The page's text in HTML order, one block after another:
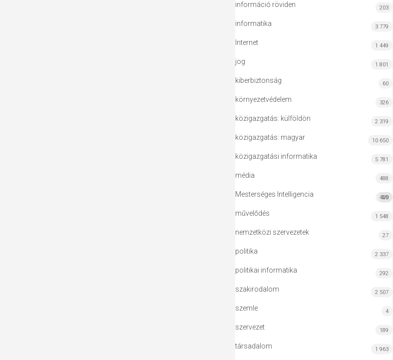
információ röviden 203
informatika 3 779
Internet 1 449
jog 1 801
kiberbiztonság 60
környezetvédelem 326
közigazgatás: külföldön 2 319
közigazgatás: magyar 10 650
közigazgatási informatika 5 781
média 488
Mesterséges Intelligencia MI
420
művelődés 1 548
nemzetközi szervezetek 27
politika 2 337
politikai informatika 292
szakirodalom 2 507
szemle 4
szervezet 189
társadalom 1 963